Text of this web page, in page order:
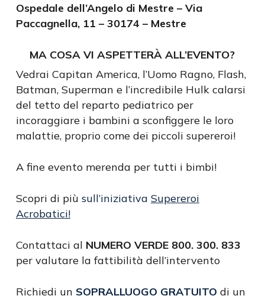
Ospedale dell’Angelo di Mestre – Via
Paccagnella, 11 – 30174 – Mestre
MA COSA VI ASPETTERÀ ALL’EVENTO?
Vedrai Capitan America, l’Uomo Ragno, Flash,
Batman, Superman e l’incredibile Hulk calarsi
del tetto del reparto pediatrico per
incoraggiare i bambini a sconfiggere le loro
malattie, proprio come dei piccoli supereroi!
A fine evento merenda per tutti i bimbi!
Scopri di più sull’iniziativa Supereroi
Acrobatici!
Contattaci al NUMERO VERDE 800. 300. 833
per valutare la fattibilità dell’intervento
Richiedi un SOPRALLUOGO GRATUITO di un